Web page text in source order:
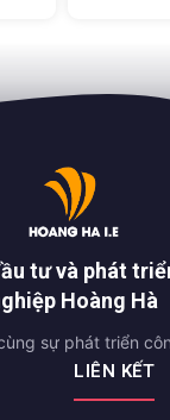
tư và phát
Hoàng Hà
sự phát triển
LIÊN KẾT